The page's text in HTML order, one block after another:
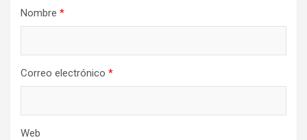
Nombre *
Correo electrónico *
Web